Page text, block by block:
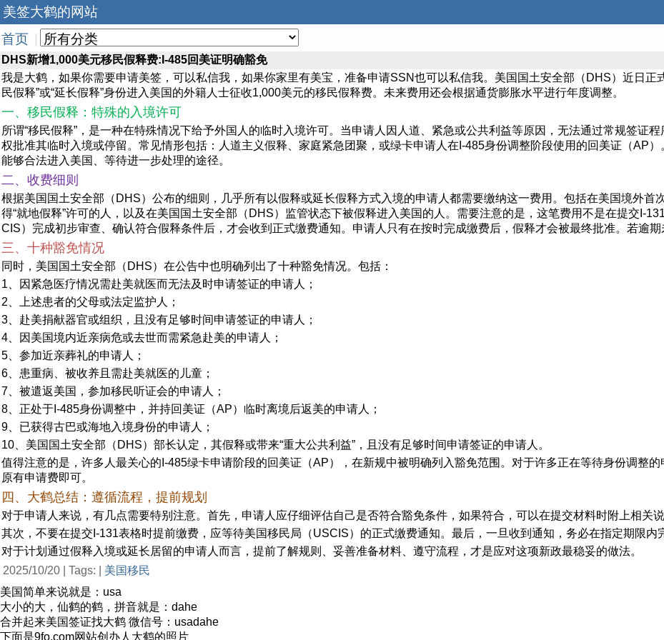
美签大鹤的网站
首页
DHS新增1,000美元移民假释费:I-485回美证明确豁免
我是大鹤，如果你需要申请美签，可以私信我，如果你家里有美宝，准备申请SSN也可以私信我。美国国土安全部（DHS）近日正
民假释”或“延长假释”身份进入美国的外籍人士征收1,000美元的移民假释费。未来费用还会根据通货膨胀水平进行年度调整。
一、移民假释：特殊的入境许可
所谓“移民假释”，是一种在特殊情况下给予外国人的临时入境许可。当申请人因人道、紧急或公共利益等原因，无法通过常规签证
权批准其临时入境或停留。常见情形包括：人道主义假释、家庭紧急团聚，或绿卡申请人在I-485身份调整阶段使用的回美证（AP
能够合法进入美国、等待进一步处理的途径。
二、收费细则
根据美国国土安全部（DHS）公布的细则，几乎所有以假释或延长假释方式入境的申请人都需要缴纳这一费用。包括在美国境外
得“就地假释”许可的人，以及在美国国土安全部（DHS）监管状态下被假释进入美国的人。需要注意的是，这笔费用不是在提交I-
CIS）完成初步审查、确认符合假释条件后，才会收到正式缴费通知。申请人只有在按时完成缴费后，假释才会被最终批准。若逾期
三、十种豁免情况
同时，美国国土安全部（DHS）在公告中也明确列出了十种豁免情况。包括：
1、因紧急医疗情况需赴美就医而无法及时申请签证的申请人；
2、上述患者的父母或法定监护人；
3、赴美捐献器官或组织，且没有足够时间申请签证的申请人；
4、因美国境内近亲病危或去世而需紧急赴美的申请人；
5、参加近亲葬礼的申请人；
6、患重病、被收养且需赴美就医的儿童；
7、被遣返美国，参加移民听证会的申请人；
8、正处于I-485身份调整中，并持回美证（AP）临时离境后返美的申请人；
9、已获得古巴或海地入境身份的申请人；
10、美国国土安全部（DHS）部长认定，其假释或带来“重大公共利益”，且没有足够时间申请签证的申请人。
值得注意的是，许多人最关心的I-485绿卡申请阶段的回美证（AP），在新规中被明确列入豁免范围。对于许多正在等待身份调整
原有申请费即可。
四、大鹤总结：遵循流程，提前规划
对于申请人来说，有几点需要特别注意。首先，申请人应仔细评估自己是否符合豁免条件，如果符合，可以在提交材料时附上相关说
其次，不要在提交I-131表格时提前缴费，应等待美国移民局（USCIS）的正式缴费通知。最后，一旦收到通知，务必在指定期限内
对于计划通过假释入境或延长居留的申请人而言，提前了解规则、妥善准备材料、遵守流程，才是应对这项新政最稳妥的做法。
2025/10/20 | Tags: | 美国移民
美国简单来说就是：usa
大小的大，仙鹤的鹤，拼音就是：dahe
合并起来美国签证找大鹤 微信号：usadahe
下面是9fo.com网站创办人大鹤的照片